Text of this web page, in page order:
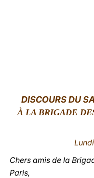
DISCOURS DU
À LA BRIGADE
Chers amis de la
Paris,